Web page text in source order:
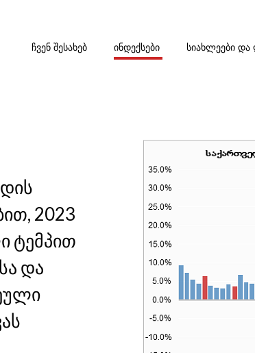
ᲩᲕᲔᲜ ᲨᲔᲡᲐᲮᲔᲑ ᲘᲜᲓᲔᲥᲡᲔᲑᲘ ᲡᲘᲐᲮᲚᲔᲔᲑᲘ ᲓᲐ
2023
ტემპით
და